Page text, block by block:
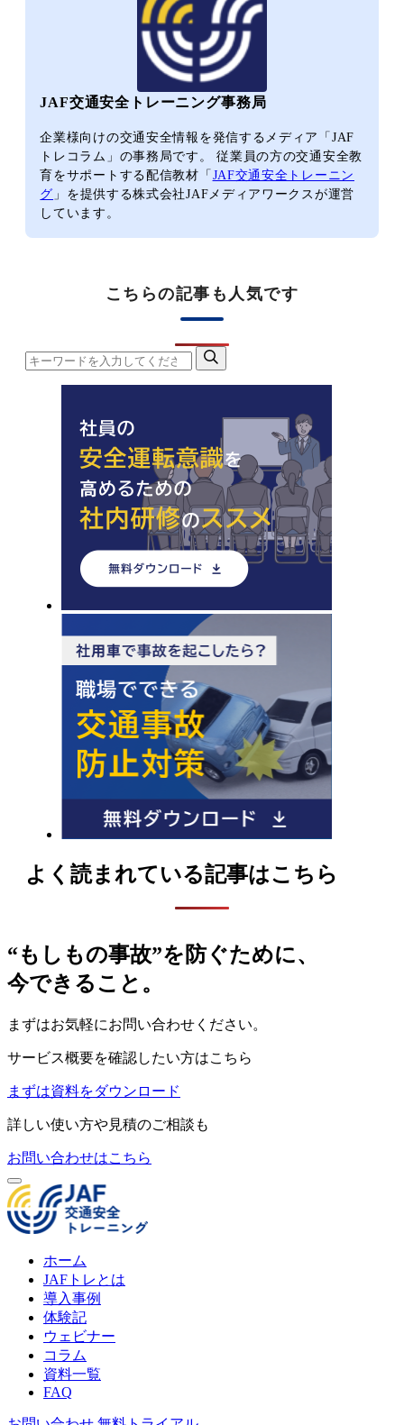
JAF交通安全トレーニング事務局
企業様向けの交通安全情報を発信するメディア「JAF
トレコラム」の事務局です。 従業員の方の交通安全教
育をサポートする配信教材「JAF交通安全トレーニン
グ 」を提供する株式会社JAFメディアワークスが運営
しています。
こちらの記事も人気です
よく読まれている記事はこちら
“もしもの事故”を防ぐために、
今できること。
まずはお気軽にお問い合わせください。
サービス概要を確認したい方はこちら
まずは資料をダウンロード
詳しい使い方や見積のご相談も
お問い合わせはこちら
ホーム
JAFトレとは
導入事例
体験記
ウェビナー
コラム
資料一覧
FAQ